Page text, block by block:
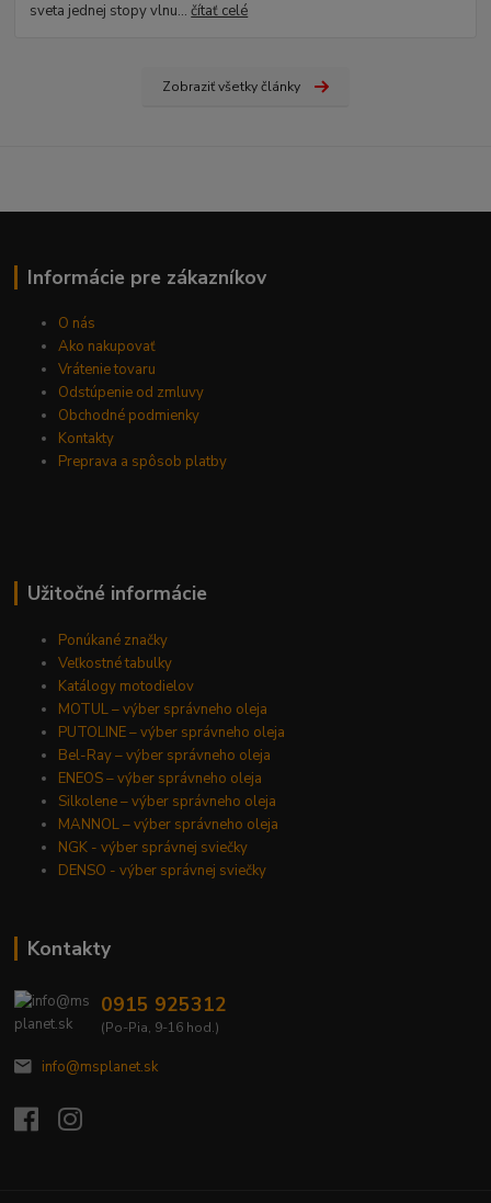
sveta jednej stopy vlnu...čítať celé
Zobraziť všetky články
Informácie pre zákazníkov
O nás
Ako nakupovať
Vrátenie tovaru
Odstúpenie od zmluvy
Obchodné podmienky
Kontakty
Preprava a spôsob platby
Užitočné informácie
Ponúkané značky
Veľkostné tabulky
Katálogy motodielov
MOTUL – výber správneho oleja
PUTOLINE – výber správneho oleja
Bel-Ray – výber správneho oleja
ENEOS – výber správneho oleja
Silkolene – výber správneho oleja
MANNOL – výber správneho oleja
NGK - výber správnej sviečky
DENSO - výber správnej sviečky
Kontakty
0915 925312
(Po-Pia, 9-16 hod.)
info@msplanet.sk